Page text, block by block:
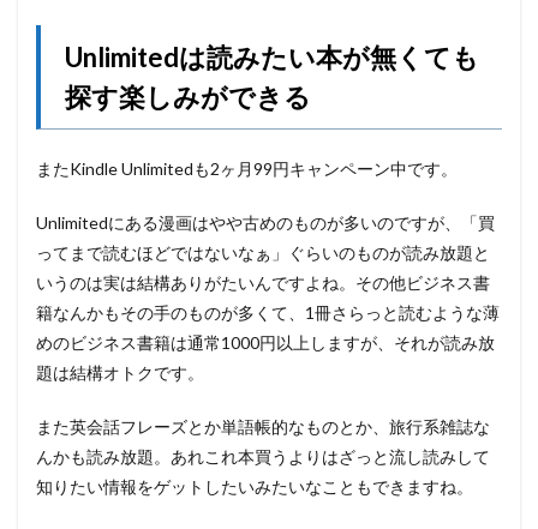
Unlimitedは読みたい本が無くても
探す楽しみができる
またKindle Unlimitedも2ヶ月99円キャンペーン中です。
Unlimitedにある漫画はやや古めのものが多いのですが、「買
ってまで読むほどではないなぁ」ぐらいのものが読み放題と
いうのは実は結構ありがたいんですよね。その他ビジネス書
籍なんかもその手のものが多くて、1冊さらっと読むような薄
めのビジネス書籍は通常1000円以上しますが、それが読み放
題は結構オトクです。
また英会話フレーズとか単語帳的なものとか、旅行系雑誌な
んかも読み放題。あれこれ本買うよりはざっと流し読みして
知りたい情報をゲットしたいみたいなこともできますね。